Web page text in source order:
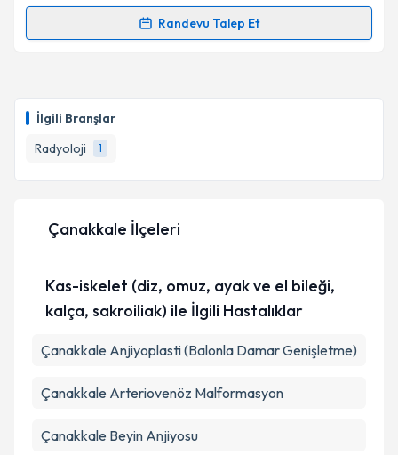
İlgili Branşlar
Radyoloji
1
kapsamda işlenmesini kabul ediyorum.
Randevu Talep Et
Randevu Takvimi Talebi
takvim hazırlandığında e-posta ile bilgilendireceğiz.
E-posta Adresiniz
kapsamda işlenmesini kabul ediyorum.
Takvim Talebini Gönder
Çanakkale İlçeleri
Kas-iskelet (diz, omuz, ayak ve el bileği,
kalça, sakroiliak) ile İlgili Hastalıklar
Çanakkale Anjiyoplasti (Balonla Damar Genişletme)
Çanakkale Arteriovenöz Malformasyon
Çanakkale Beyin Anjiyosu